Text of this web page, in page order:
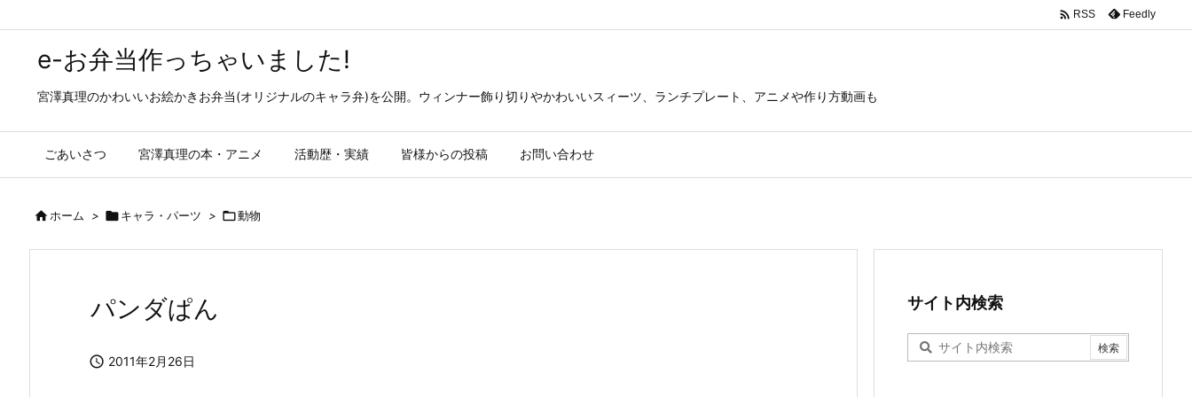
e-お弁当作っちゃいました!
宮澤真理のかわいいお絵かきお弁当(オリジナルのキャラ弁)を公開。ウィンナー飾り切りやかわいいスィーツ、ランチプレート、アニメや作り方動画も
ごあいさつ 宮澤真理の本・アニメ 活動歴・実績 皆様からの投稿 お問い合わせ
 RSS Feedly
ホーム > キャラ・パーツ > 動物
パンダぱん
 2011年2月26日
サイト内検索